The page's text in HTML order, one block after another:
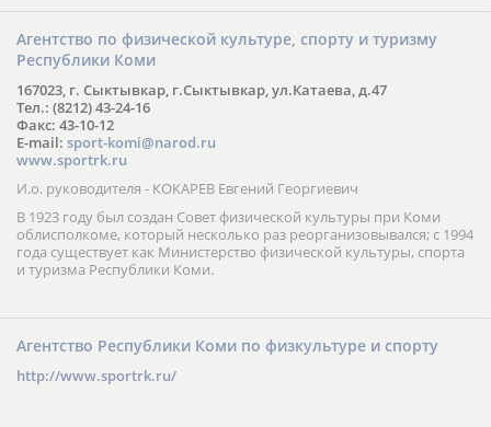
Агентство по физической культуре, спорту и туризму
Республики Коми
167023, г. Сыктывкар, г.Сыктывкар, ул.Катаева, д.47
Тел.: (8212) 43-24-16
Факс: 43-10-12
E-mail: sport-komi@narod.ru
www.sportrk.ru
И.о. руководителя - КОКАРЕВ Евгений Георгиевич
В 1923 году был создан Совет физической культуры при Коми
облисполкоме, который несколько раз реорганизовывался; с 1994
года существует как Министерство физической культуры, спорта
и туризма Республики Коми.
Агентство Республики Коми по физкультуре и спорту
http://www.sportrk.ru/